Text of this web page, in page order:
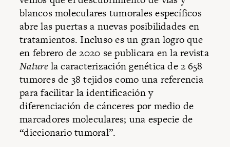
blancos moleculares tumorales específicos
abre las puertas a nuevas posibilidades en
tratamientos. Incluso es un gran logro que
en febrero de 2020 se publicara en la revista
Naturela caracterización genética de 2 658
tumores de 38 tejidos como una referencia
para facilitar la identificación y
diferenciación de cánceres por medio de
marcadores moleculares; una especie de
“diccionario tumoral”.